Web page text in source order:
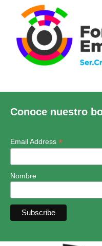
Conoce nuestro
Email Address *
Nombre